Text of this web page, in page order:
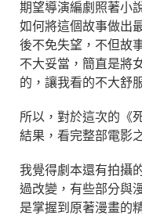
期望導演編劇照著小
如何將這個故事做出
後不免失望，不但故
不大妥當，簡直是將
的，讓我看的不大舒
所以，對於這次的《
結果，看完整部電影
我覺得劇本還有拍攝
過改變，有些部分與
是掌握到原著漫畫的